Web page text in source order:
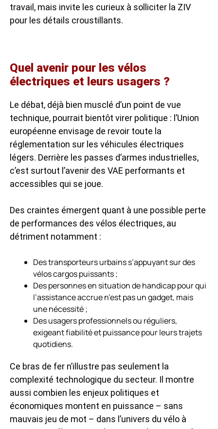
travail, mais invite les curieux à solliciter la ZIV
pour les détails croustillants.
Quel avenir pour les vélos
électriques et leurs usagers ?
Le débat, déjà bien musclé d’un point de vue
technique, pourrait bientôt virer politique : l’Union
européenne envisage de revoir toute la
réglementation sur les véhicules électriques
légers. Derrière les passes d’armes industrielles,
c’est surtout l’avenir des VAE performants et
accessibles qui se joue.
Des craintes émergent quant à une possible perte
de performances des vélos électriques, au
détriment notamment :
Des transporteurs urbains s’appuyant sur des
vélos cargos puissants ;
Des personnes en situation de handicap pour qui
l’assistance accrue n’est pas un gadget, mais
une nécessité ;
Des usagers professionnels ou réguliers,
exigeant fiabilité et puissance pour leurs trajets
quotidiens.
Ce bras de fer n’illustre pas seulement la
complexité technologique du secteur. Il montre
aussi combien les enjeux politiques et
économiques montent en puissance – sans
mauvais jeu de mot – dans l’univers du vélo à